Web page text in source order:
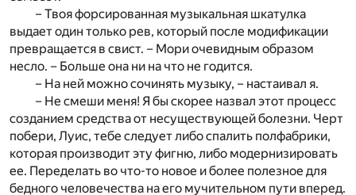
– Твоя форсированная музыкальная шкатулка
выдает один только рев, который после модификации
превращается в свист. – Мори очевидным образом
несло. – Больше она ни на что не годится.
– На ней можно сочинять музыку, – настаивал я.
– Не смеши меня! Я бы скорее назвал этот процесс
созданием средства от несуществующей болезни. Черт
побери, Луис, тебе следует либо спалить полфабрики,
которая производит эту фигню, либо модернизировать
ее. Переделать во что-то новое и более полезное для
бедного человечества на его мучительном пути вперед.